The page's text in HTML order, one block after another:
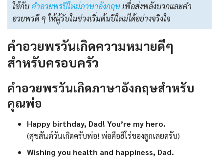
ใช้กับคําอวยพรปีใหม่ภาษาอังกฤษเพื่อส่งพลังบวกและคำ
อวยพรดี ๆ ให้ผู้รับในช่วงเริ่มต้นปีใหม่ได้อย่างจริงใจ
คำอวยพรวันเกิดความหมายดีๆ
สำหรับครอบครัว
คำอวยพรวันเกิดภาษาอังกฤษสำหรับ
คุณพ่อ
Happy birthday, Dad! You’re my hero.
(สุขสันต์วันเกิดครับพ่อ! พ่อคือฮีโร่ของลูกเลยครับ)
Wishing you health and happiness, Dad.